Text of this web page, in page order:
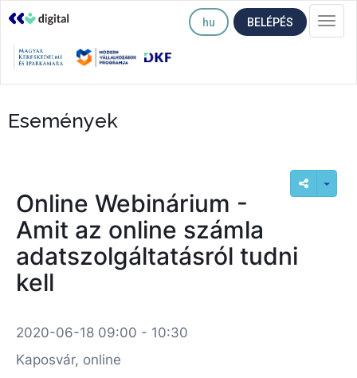
hu BELÉPÉS
Események
Online Webinárium -
Amit az online számla
adatszolgáltatásról tudni
kell
2020-06-18 09:00 - 10:30
Kaposvár, online